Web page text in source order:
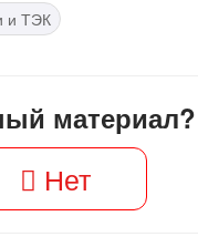
и ТЭК
материал?
Нет